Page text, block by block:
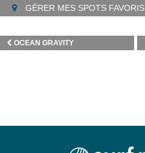
GÉRER MES SPOTS FAVORIS
OCEAN GRAVITY